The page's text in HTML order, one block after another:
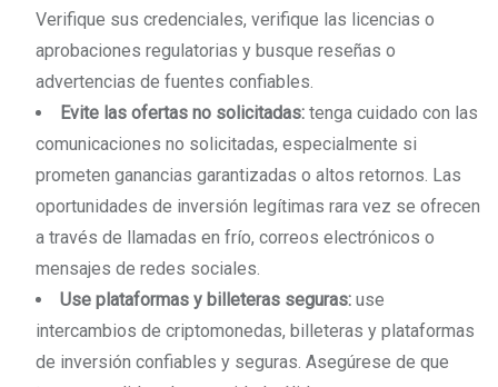
Verifique sus credenciales, verifique las licencias o
aprobaciones regulatorias y busque reseñas o
advertencias de fuentes confiables.
Evite las ofertas no solicitadas: tenga cuidado con las
comunicaciones no solicitadas, especialmente si
prometen ganancias garantizadas o altos retornos. Las
oportunidades de inversión legítimas rara vez se ofrecen
a través de llamadas en frío, correos electrónicos o
mensajes de redes sociales.
Use plataformas y billeteras seguras: use
intercambios de criptomonedas, billeteras y plataformas
de inversión confiables y seguras. Asegúrese de que